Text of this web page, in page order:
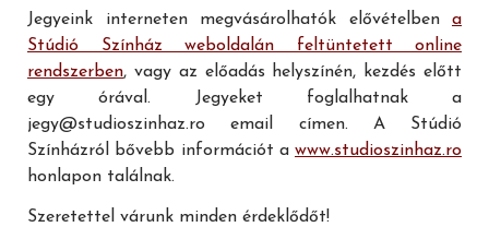
Jegyeink interneten megvásárolhatók elővételben a
Stúdió Színház weboldalán feltüntetett online
rendszerben, vagy az előadás helyszínén, kezdés előtt
egy órával. Jegyeket foglalhatnak a
jegy@studioszinhaz.ro email címen. A Stúdió
Színházról bővebb információt a www.studioszinhaz.ro
honlapon találnak.
Szeretettel várunk minden érdeklődőt!